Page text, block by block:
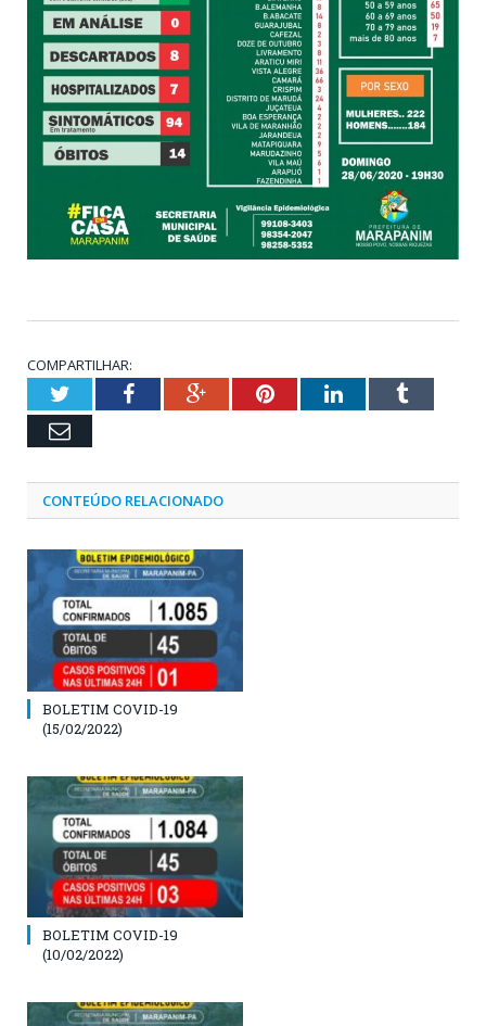
COMPARTILHAR:
TwitterFacebookGoogle+PinterestLinkedInTumblr
Email
CONTEÚDO RELACIONADO
BOLETIM COVID-19
(15/02/2022)
BOLETIM COVID-19
(10/02/2022)